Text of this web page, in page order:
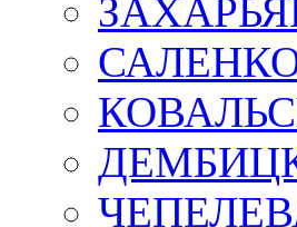
САЛЕНКО